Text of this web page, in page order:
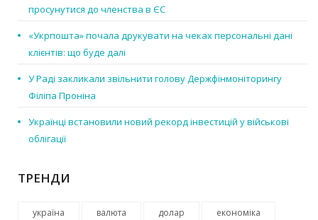
просунутися до членства в ЄС
«Укрпошта» почала друкувати на чеках персональні дані
клієнтів: що буде далі
У Раді закликали звільнити голову Держфінмоніторингу
Філіпа Проніна
Українці встановили новий рекорд інвестицій у військові
облігації
ТРЕНДИ
україна валюта долар економіка